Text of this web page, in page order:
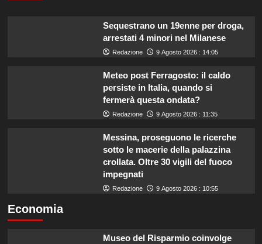
Helena e Javier: fine dell’amore
dopo il Grande Fratello? Lui nega le
Sequestrano un 19enne per droga,
arrestati 4 minori nel Milanese
Redazione 9 Agosto 2026 : 14:05
Meteo post Ferragosto: il caldo
persiste in Italia, quando si
fermerà questa ondata?
Redazione 9 Agosto 2026 : 11:35
Messina, proseguono le ricerche
sotto le macerie della palazzina
crollata. Oltre 30 vigili del fuoco
impegnati
Redazione 9 Agosto 2026 : 10:55
Economia
Museo del Risparmio coinvolge